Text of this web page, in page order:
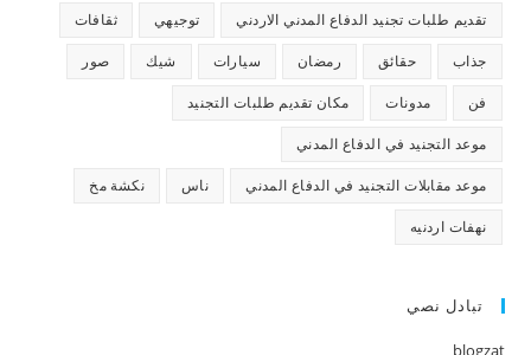
تقديم طلبات تجنيد الدفاع المدني الاردني توجيهي ثقافات
جذاب حقائق رمضان سيارات شيك صور
فن مدونات مكان تقديم طلبات التجنيد
موعد التجنيد في الدفاع المدني
موعد مقابلات التجنيد في الدفاع المدني ناس نكشة مخ
نهفات اردنيه
تبادل نصي